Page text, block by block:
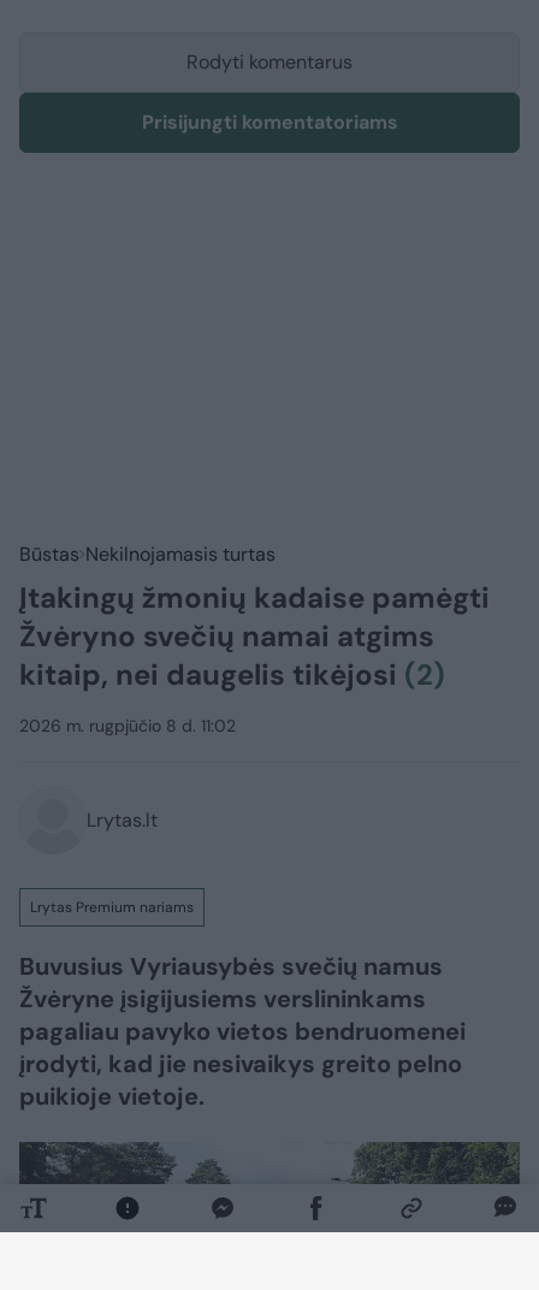
Rodyti komentarus
Prisijungti komentatoriams
Būstas Nekilnojamasis turtas
Įtakingų žmonių kadaise pamėgti
Žvėryno svečių namai atgims
kitaip, nei daugelis tikėjosi (2)
2026 m. rugpjūčio 8 d. 11:02
Lrytas.lt
Lrytas Premium nariams
Buvusius Vyriausybės svečių namus
Žvėryne įsigijusiems verslininkams
pagaliau pavyko vietos bendruomenei
įrodyti, kad jie nesivaikys greito pelno
puikioje vietoje.